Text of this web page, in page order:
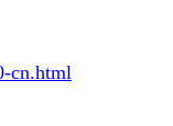
cn.html